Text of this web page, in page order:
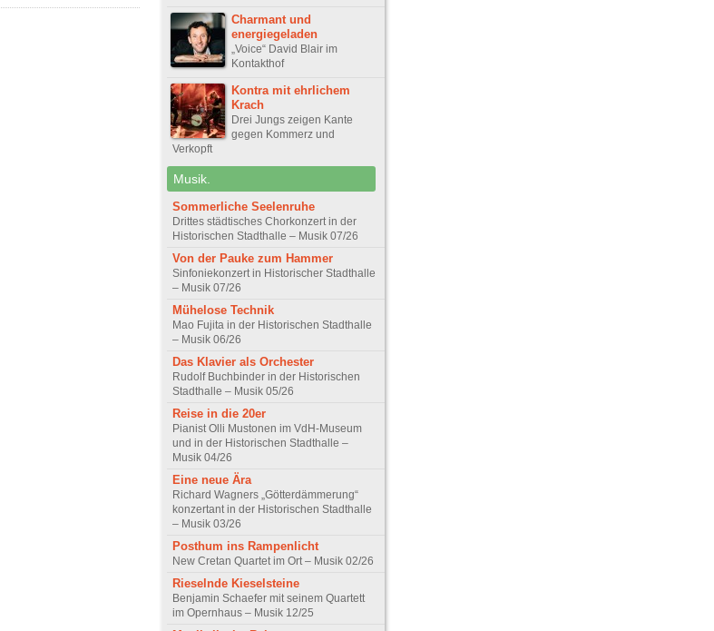
Charmant und
energiegeladen
„Voice“ David Blair im
Kontakthof
Kontra mit ehrlichem
Krach
Drei Jungs zeigen Kante
gegen Kommerz und
Verkopft
Musik.
Sommerliche Seelenruhe
Drittes städtisches Chorkonzert in der
Historischen Stadthalle – Musik 07/26
Von der Pauke zum Hammer
Sinfoniekonzert in Historischer Stadthalle
– Musik 07/26
Mühelose Technik
Mao Fujita in der Historischen Stadthalle
– Musik 06/26
Das Klavier als Orchester
Rudolf Buchbinder in der Historischen
Stadthalle – Musik 05/26
Reise in die 20er
Pianist Olli Mustonen im VdH-Museum
und in der Historischen Stadthalle –
Musik 04/26
Eine neue Ära
Richard Wagners „Götterdämmerung“
konzertant in der Historischen Stadthalle
– Musik 03/26
Posthum ins Rampenlicht
New Cretan Quartet im Ort – Musik 02/26
Rieselnde Kieselsteine
Benjamin Schaefer mit seinem Quartett
im Opernhaus – Musik 12/25